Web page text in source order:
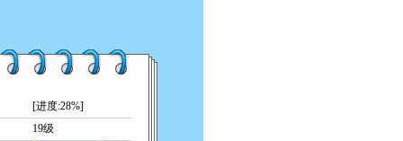
[进度:28%]
19级